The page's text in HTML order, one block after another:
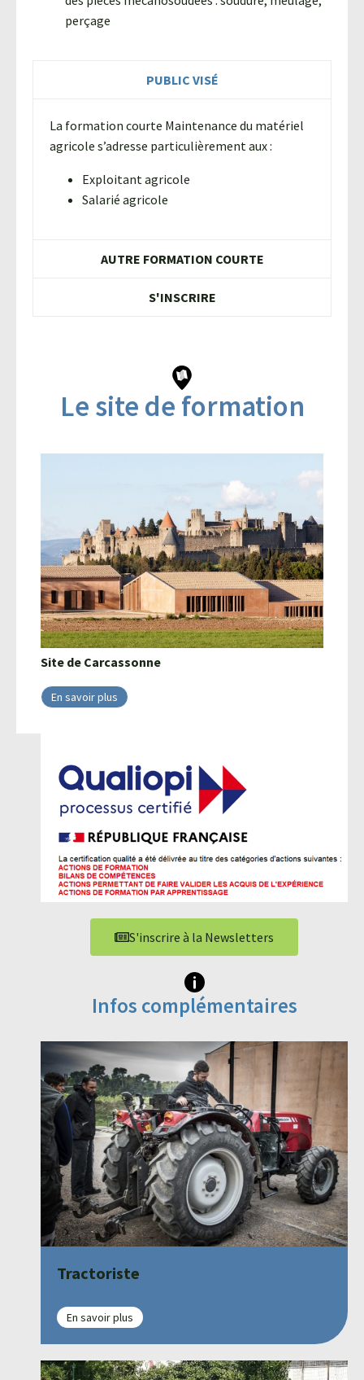
perçage
PUBLIC VISÉ
La formation courte Maintenance du matériel
agricole s’adresse particulièrement aux :
Exploitant agricole
Salarié agricole
AUTRE FORMATION COURTE
S'INSCRIRE
Le site de formation
Site de Carcassonne
En savoir plus
S'inscrire à la Newsletters
Infos complémentaires
Tractoriste
En savoir plus